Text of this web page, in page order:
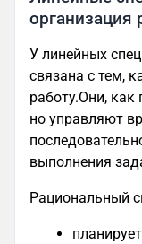
организация
У линейных
связана с тем,
работу.Они,
но управляют
выполнения
Рациональный